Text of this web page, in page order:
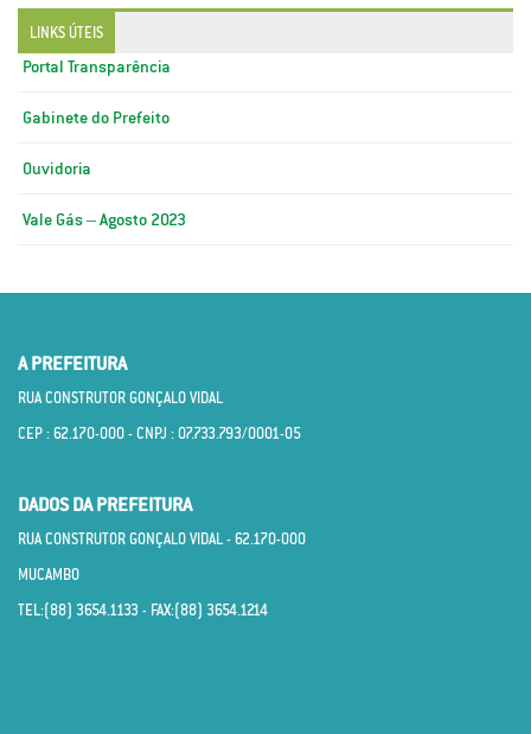
LINKS ÚTEIS
Portal Transparência
Gabinete do Prefeito
Ouvidoria
Vale Gás – Agosto 2023
A PREFEITURA
RUA CONSTRUTOR GONÇALO VIDAL
CEP : 62.170­-000 - CNPJ : 07.733.793/0001­-05
DADOS DA PREFEITURA
RUA CONSTRUTOR GONÇALO VIDAL - 62.170­-000
MUCAMBO
TEL:(88) 3654.1133 - FAX:(88) 3654.1214